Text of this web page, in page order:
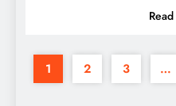
1 2 3 …